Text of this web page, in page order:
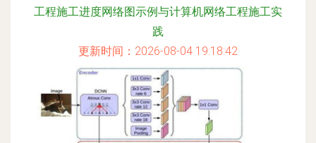
工程施工进度网络图示例与计算机网络工程施工实
践
更新时间：2026-08-04 19:18:42